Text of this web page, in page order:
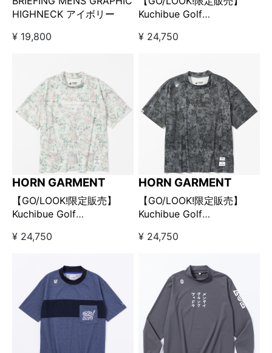
HIGHNECK アイボリー
¥ 19,800
Kuchibue Golf
GARMENT Eden Mock
¥ 24,750
HORN GARMENT
【GO/LOOK!限定販売】
Kuchibue Golf
GARMENT Eden Mock
¥ 24,750
HORN GARMENT
【GO/LOOK!限定販売】
Kuchibue Golf
GARMENT Eden Mock
¥ 24,750